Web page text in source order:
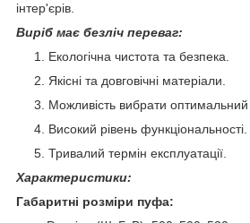
інтер'єрів.
Виріб має безліч переваг:
Екологічна чистота та безпека.
Якісні та довговічні матеріали.
Можливість вибрати оптимальний
Високий рівень функціональності.
Тривалий термін експлуатації.
Характеристики:
Габаритні розміри пуфа: